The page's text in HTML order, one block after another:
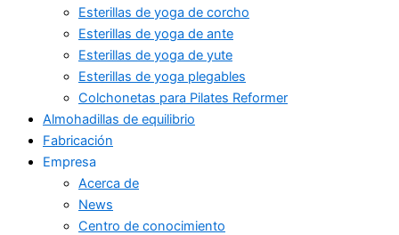
Esterillas de yoga de corcho
Esterillas de yoga de ante
Esterillas de yoga de yute
Esterillas de yoga plegables
Colchonetas para Pilates Reformer
Almohadillas de equilibrio
Fabricación
Empresa
Acerca de
News
Centro de conocimiento